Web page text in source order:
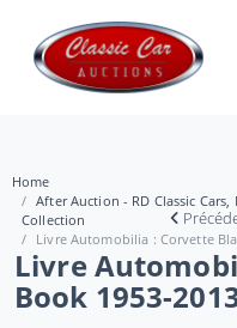
Home
After Auction - RD Classic
Collection
Livre Automobilia : Corvette
Livre
Book 1953-2013